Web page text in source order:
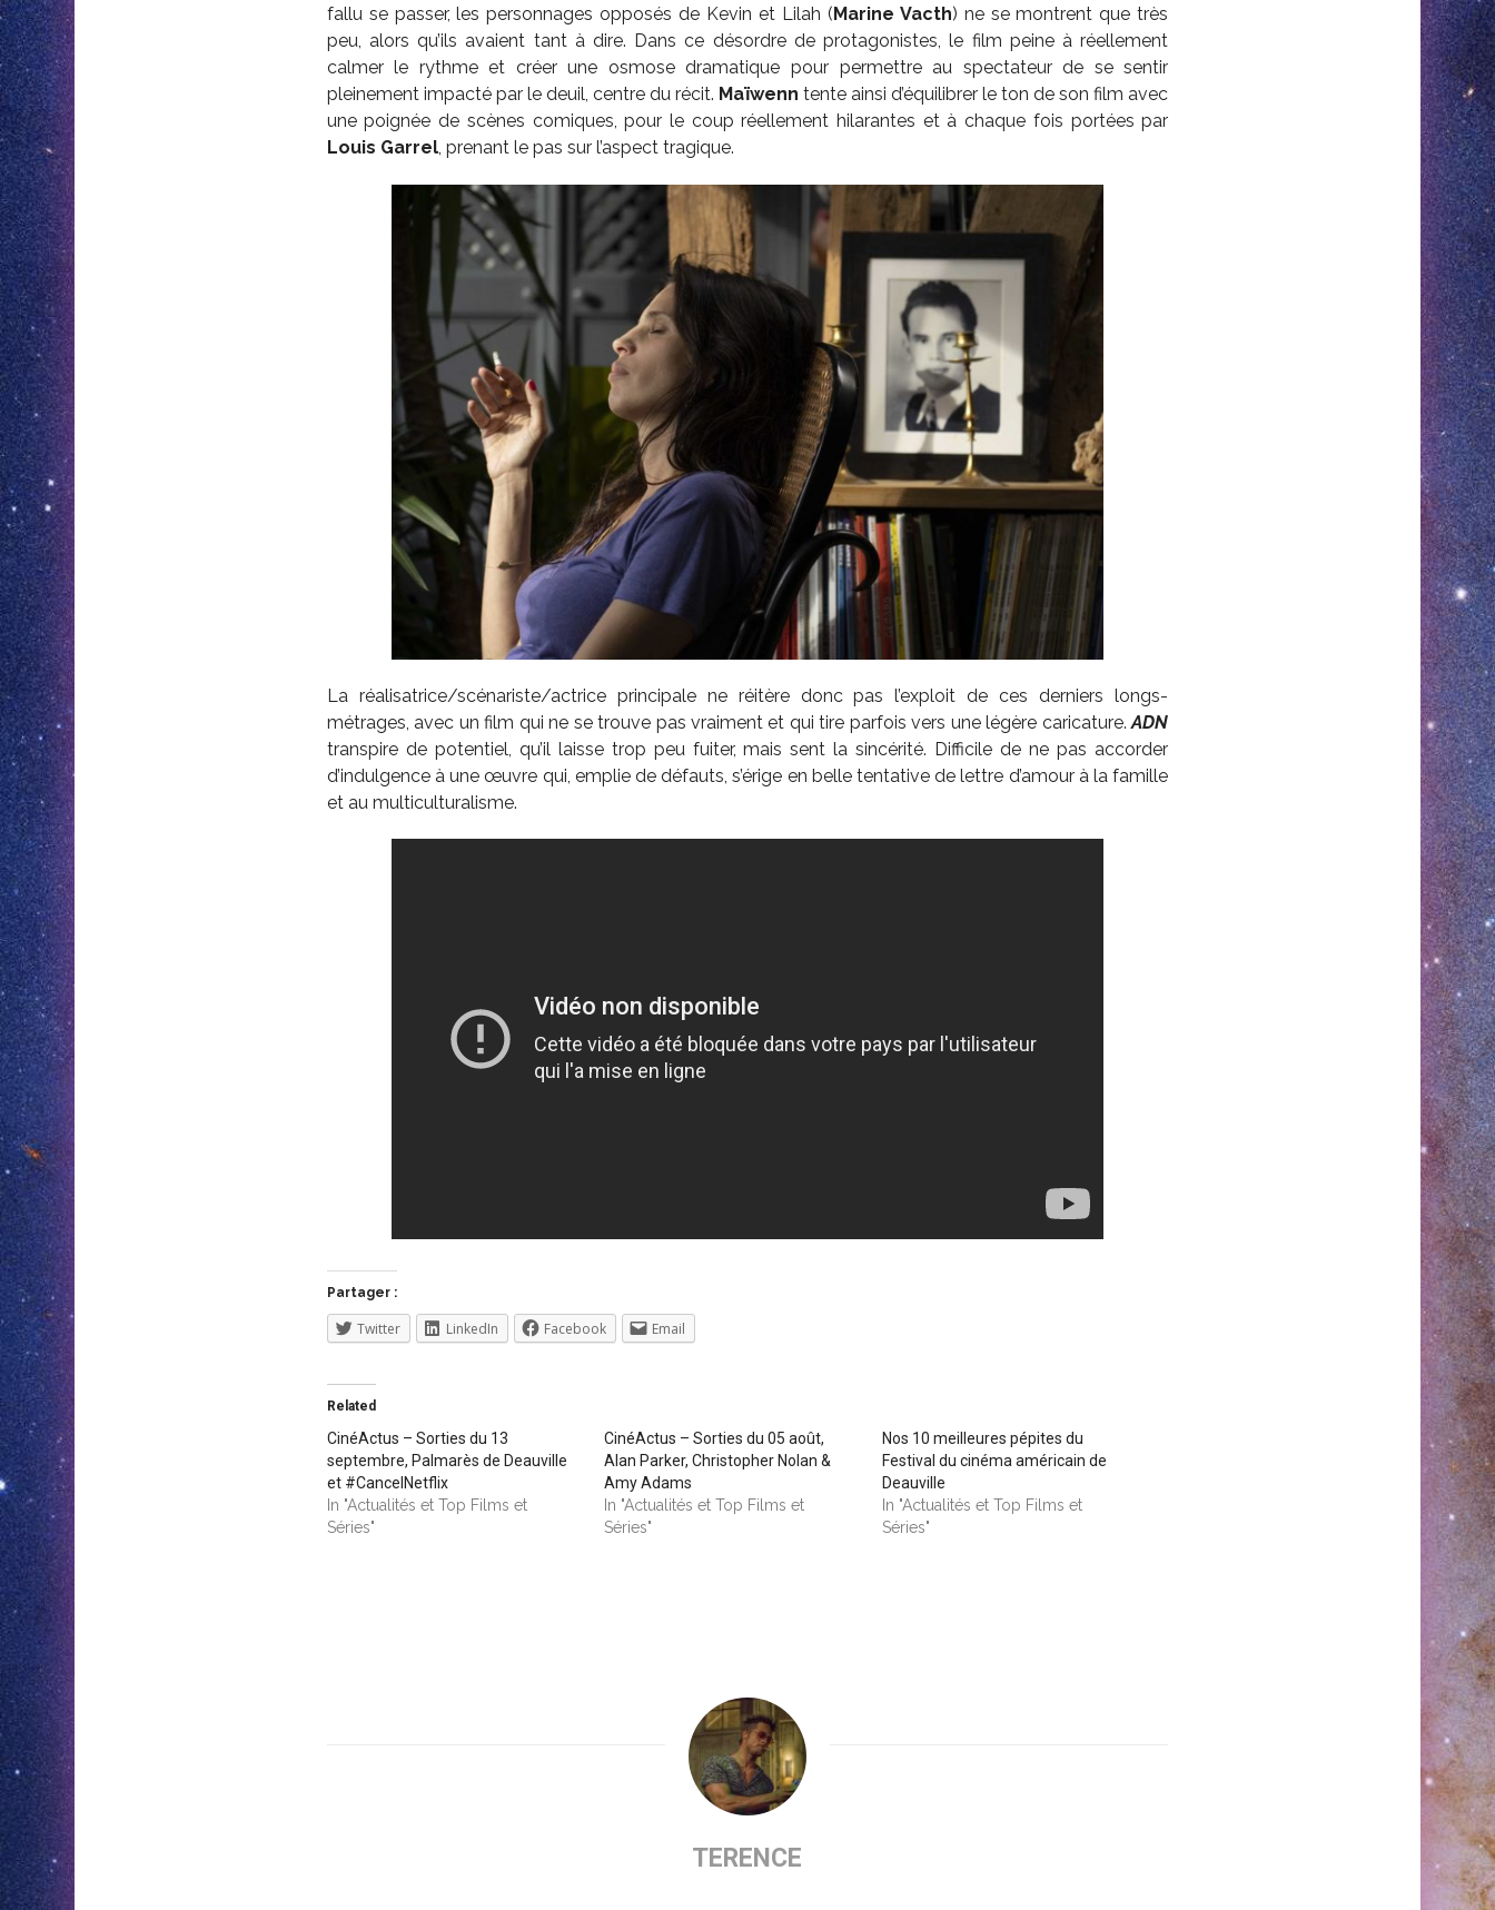
fallu se passer, les personnages opposés de Kevin et Lilah ( Marine Vacth) ne se montrent que très
peu, alors qu’ils avaient tant à dire. Dans ce désordre de protagonistes, le film peine à réellement
calmer le rythme et créer une osmose dramatique pour permettre au spectateur de se sentir
pleinement impacté par le deuil, centre du récit. Maïwenn tente ainsi d’équilibrer le ton de son film avec
une poignée de scènes comiques, pour le coup réellement hilarantes et à chaque fois portées par
Louis Garrel, prenant le pas sur l’aspect tragique.
La réalisatrice/scénariste/actrice principale ne réitère donc pas l’exploit de ces derniers longs-
métrages, avec un film qui ne se trouve pas vraiment et qui tire parfois vers une légère caricature.ADN
transpire de potentiel, qu’il laisse trop peu fuiter, mais sent la sincérité. Difficile de ne pas accorder
d’indulgence à une œuvre qui, emplie de défauts, s’érige en belle tentative de lettre d’amour à la famille
et au multiculturalisme.
Partager :
Twitter LinkedIn Facebook Email
Related
CinéActus – Sorties du 13
septembre, Palmarès de Deauville
et #CancelNetflix
In "Actualités et Top Films et
Séries"
CinéActus – Sorties du 05 août,
Alan Parker, Christopher Nolan &
Amy Adams
In "Actualités et Top Films et
Séries"
Nos 10 meilleures pépites du
Festival du cinéma américain de
Deauville
In "Actualités et Top Films et
Séries"
TERENCE